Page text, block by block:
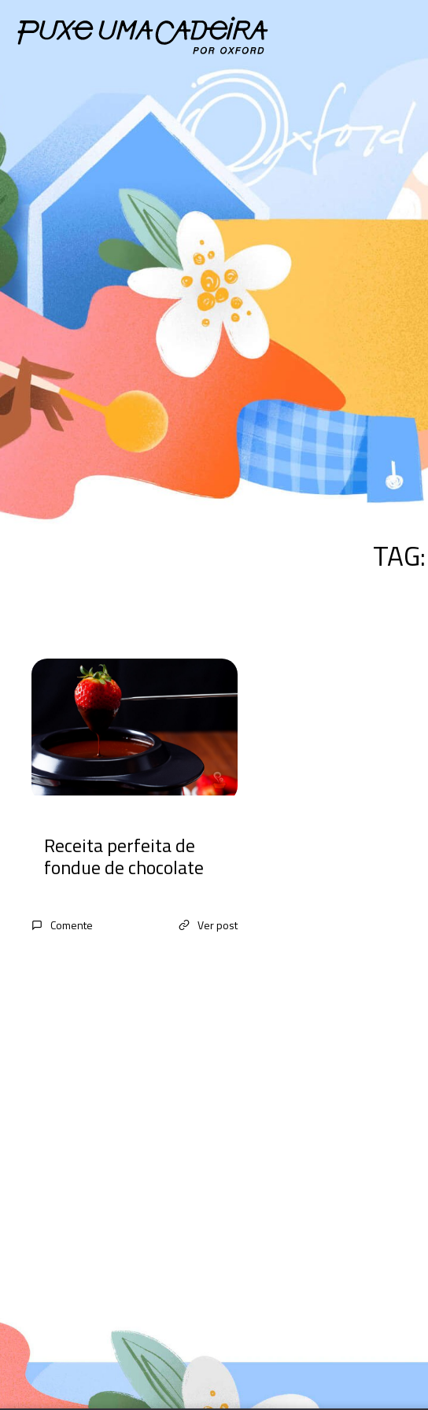
TAG:
Receita perfeita de
fondue de chocolate
Comente Ver post